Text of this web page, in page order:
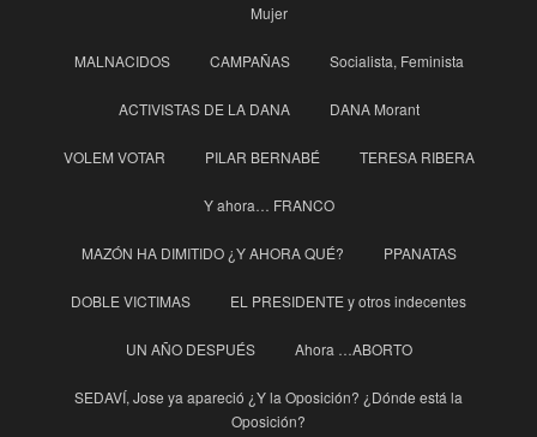
Mujer
MALNACIDOS CAMPAÑAS Socialista, Feminista
ACTIVISTAS DE LA DANA DANA Morant
VOLEM VOTAR PILAR BERNABÉ TERESA RIBERA
Y ahora… FRANCO
MAZÓN HA DIMITIDO ¿Y AHORA QUÉ? PPANATAS
DOBLE VICTIMAS EL PRESIDENTE y otros indecentes
UN AÑO DESPUÉS Ahora …ABORTO
SEDAVÍ, Jose ya apareció ¿Y la Oposición? ¿Dónde está la
Oposición?